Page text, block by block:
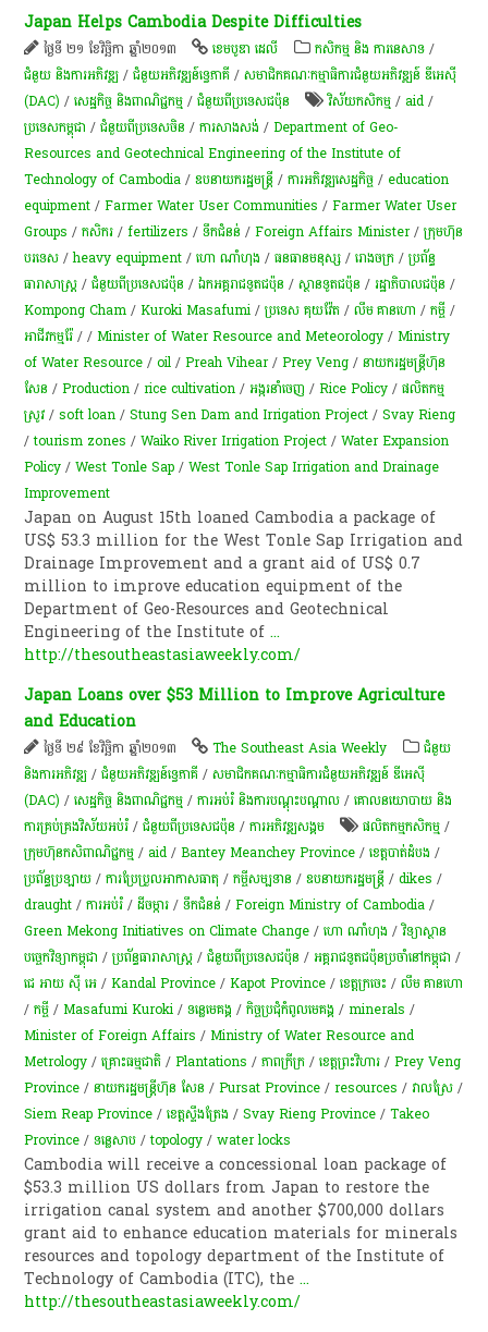
Japan Helps Cambodia Despite Difficulties
ថ្ងៃទី ២១ ខែវិច្ឆិកា ឆ្នាំ២០១៣ ខេមបូឌា ដេលី កសិកម្ម​ និង​ ការ​នេ​សាទ​ /
ជំនួយ និងការអភិវឌ្ឍ /ជំនួយអភិវឌ្ឍន៍ទ្វេភាគី /សមាជិកគណៈកម្មាធិការជំនួយអភិវឌ្ឍន៍ ឌីអេស៊ី
(DAC) /សេដ្ឋកិច្ច និងពាណិជ្ជកម្ម /ជំនួយពីប្រទេសជប៉ុន វិស័យកសិកម្ម /aid /
ប្រទេសកម្ពុជា /ជំនួយពីប្រទេសចិន /ការសាងសង់ /Department of Geo-
Resources and Geotechnical Engineering of the Institute of
Technology of Cambodia /ឧបនាយករដ្ឋមន្ត្រី​ /ការ​អភិវឌ្ឍ​សេដ្ឋកិច្ច / education
equipment /Farmer Water User Communities /Farmer Water User
Groups /កសិករ /fertilizers /ទឹកជំនន់ /Foreign Affairs Minister/ក្រុមហ៊ុន
បរទេស /heavy equipment /ហោ ណាំហុង /ធនធានមនុស្ស /​រោងចក្រ /ប្រព័ន្ធ​
ធារាសាស្ត្រ​ /ជំនួយពីប្រទេសជប៉ុន /ឯកអគ្គរាជទូត​ជប៉ុន​ /ស្ថានទូត​ជប៉ុន​ /រដ្ឋាភិបាល​ជប៉ុន​ /
Kompong Cham /Kuroki Masafumi /ប្រទេស គុយវ៉ែត /លឹម គាន​ហោ /កម្ចី​ /
អាជីវកម្ម​រ៉ែ​ //Minister of Water Resource and Meteorology /Ministry
of Water Resource /oil /Preah Vihear/Prey Veng /នាយករដ្ឋមន្ត្រីហ៊ុន
សែន /Production /rice cultivation /​អង្ករ​នាំចេញ​​ /Rice Policy /ផលិតកម្ម
ស្រូវ /soft loan /Stung Sen Dam and Irrigation Project /Svay Rieng
/tourism zones /Waiko River Irrigation Project /Water Expansion
Policy /West Tonle Sap /West Tonle Sap Irrigation and Drainage
Improvement
Japan on August 15th loaned Cambodia a package of
US$ 53.3 million for the West Tonle Sap Irrigation and
Drainage Improvement and a grant aid of US$ 0.7
million to improve education equipment of the
Department of Geo-Resources and Geotechnical
Engineering of the Institute of...
http://thesoutheastasiaweekly.com/
Japan Loans over $53 Million to Improve Agriculture
and Education
ថ្ងៃទី ២៩ ខែវិច្ឆិកា ឆ្នាំ២០១៣ The Southeast Asia Weekly
ជំនួយ
និងការអភិវឌ្ឍ /ជំនួយអភិវឌ្ឍន៍ទ្វេភាគី /សមាជិកគណៈកម្មាធិការជំនួយអភិវឌ្ឍន៍ ឌីអេស៊ី
(DAC) /សេដ្ឋកិច្ច និងពាណិជ្ជកម្ម /ការអប់រំ និងការបណ្តុះបណ្តាល /គោលនយោបាយ និង
ការគ្រប់គ្រងវិស័យអប់រំ /ជំនួយពីប្រទេសជប៉ុន /ការ​អភិវឌ្ឍ​សង្គម ផលិតកម្ម​កសិកម្ម​ /
ក្រុមហ៊ុន​កសិពាណិជ្ជកម្ម /aid /Bantey Meanchey Province /ខេត្តបាត់ដំបង /
ប្រព័ន្ធប្រឡាយ /ការប្រែប្រួលអាកាសធាតុ /កម្ចី​សម្បទាន​ /ឧបនាយករដ្ឋមន្ត្រី​ /dikes /
draught /ការអប់រំ /ដី​ចម្ការ /ទឹកជំនន់ /Foreign Ministry of Cambodia /
Green Mekong Initiatives on Climate Change /ហោ ណាំហុង /​វិទ្យាស្ថាន​
បច្ចេក​វិទ្យា​​កម្ពុជា /ប្រព័ន្ធ​ធារាសាស្ត្រ​ /ជំនួយពីប្រទេសជប៉ុន /​អគ្គរាជទូត​ជប៉ុនប្រចាំ​នៅ​កម្ពុជា /
ជេ អាយ ស៊ី អេ /Kandal Province /Kapot Province /ខេត្តក្រចេះ /លឹម គាន​ហោ
/កម្ចី​ /Masafumi Kuroki /ទន្លេមេគង្គ /កិច្ចប្រជុំកំពូលមេគង្គ /minerals /
Minister of Foreign Affairs /Ministry of Water Resource and
Metrology /​គ្រោះ​ធម្មជាតិ /Plantations /ភាពក្រីក្រ /ខេត្តព្រះវិហារ /Prey Veng
Province /នាយករដ្ឋមន្ត្រីហ៊ុន សែន /Pursat Province /resources /វាលស្រែ /
Siem Reap Province /ខេត្តស្ទឹងត្រែង /Svay Rieng Province /Takeo
Province /ទន្លេសាប /topology /water locks
Cambodia will receive a concessional loan package of
$53.3 million US dollars from Japan to restore the
irrigation canal system and another $700,000 dollars
grant aid to enhance education materials for minerals
resources and topology department of the Institute of
Technology of Cambodia (ITC), the...
http://thesoutheastasiaweekly.com/